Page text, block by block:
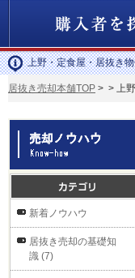
上野・定食屋・居抜き
居抜き売却本舗TOP > > 上
新着ノウハウ
居抜き売却の基礎知
識 (7)